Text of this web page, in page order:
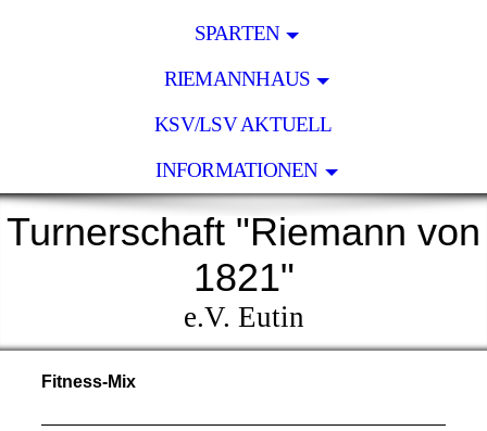
SPARTEN
RIEMANNHAUS
KSV/LSV AKTUELL
INFORMATIONEN
Turnerschaft "Riemann von
1821"
e.V. Eutin
Fitness-Mix